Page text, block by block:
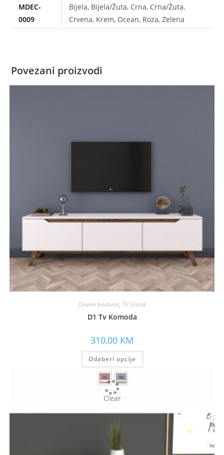
MDEC-
0009
Bijela, Bijela/Žuta, Crna, Crna/Žuta,
Crvena, Krem, Ocean, Roza, Zelena
Povezani proizvodi
Dnevni boravak, TV Stalak
D1 Tv Komoda
310,00 KM
Odaberi opcije
Clear